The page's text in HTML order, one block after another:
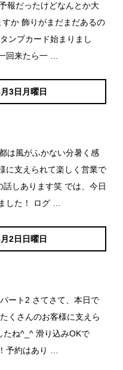
報だったけどなんとか大
か 飾りがまだまだあるの
ンプカード始まりまし
回来たら一 …
3日月曜日
は風がふかない分暑く感
に支えられて楽しく営業で
しあります笑 では、今日
した！ ログ …
2日日曜日
ート2 さてさて、本日で
くさんのお客様に支えら
たね^_^ 滑り込みOKで
予約はあり …